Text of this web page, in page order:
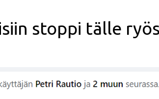
stoppi tälle